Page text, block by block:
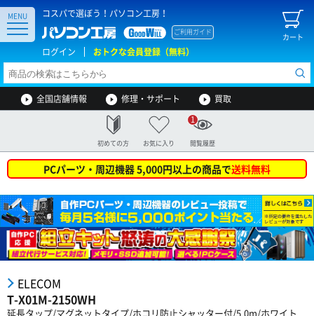
コスパで選ぼう！パソコン工房！
カート
ご利用ガイド
ログイン おトクな会員登録（無料）
MENU
全国店舗情報 修理・サポート 買取
初めての方 お気に入り 閲覧履歴
1
PCパーツ・周辺機器 5,000円以上の商品で送料無料
ELECOM
T-X01M-2150WH
延長タップ/マグネットタイプ/ホコリ防止シャッター付/5.0m/ホワイト